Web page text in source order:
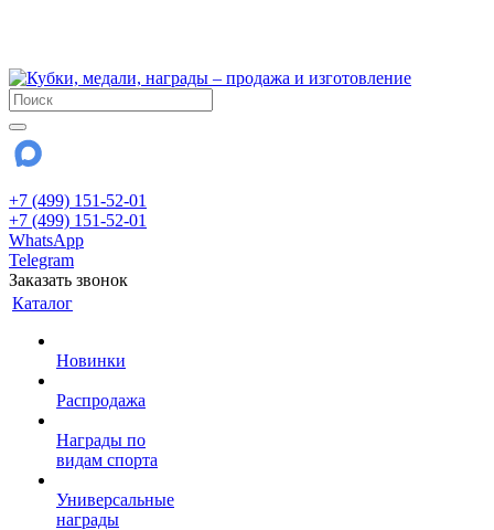
+7 (499) 151-52-01
+7 (499) 151-52-01
WhatsApp
Telegram
Заказать звонок
Каталог
Новинки
Распродажа
Награды по
видам спорта
Универсальные
награды